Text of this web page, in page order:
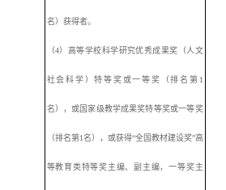
名）获得者。
（4）高等学校科学研究优秀成果奖（人文
社会科学）特等奖或一等奖（排名第1
名），或国家级教学成果奖特等奖或一等奖
（排名第1名），或获得“全国教材建设奖”高
等教育类特等奖主编、副主编，一等奖主